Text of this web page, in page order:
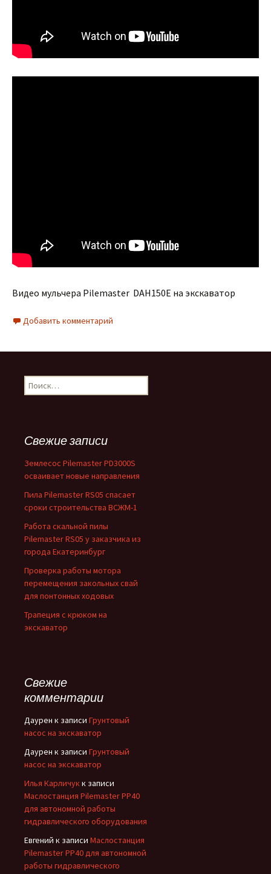
Видео мульчера Pilemaster DAH150E на экскаватор
Добавить комментарий
Найти:
Свежие записи
Землесос Pilemaster PD3000S
осваивает новые направления
Пила Pilemaster RS05 спасает
сроки строительства ВСЖМ-1
Работа скальной пилы
Pilemaster RS05 у заказчика из
города Екатеринбург
Проверка работы мотора
перемещения закольных свай
для понтонных ходовых
Трапеция с крюком на
экскаватор
Свежие
комментарии
Даурен к записи Грунтовый
насос на экскаватор
Даурен к записи Грунтовый
насос на экскаватор
Илья Карличукк записи
Маслостанция Pilemaster PP40
для автономной работы
гидравлического оборудования
Евгений к записи Маслостанция
Pilemaster PP40 для автономной
работы гидравлического